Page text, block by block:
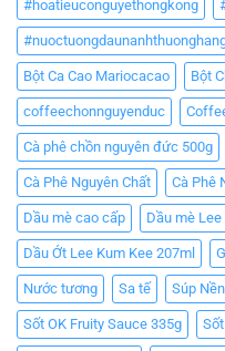
#hoatieuconguyethongkong
Bột Ca Cao Mariocacao Bột
coffeechonnguyenduc
Cà phê chồn nguyên đức 500g
Cà Phê Nguyên Chất Cà Phê
Dầu mè cao cấp Dầu mè
Dầu Ớt Lee Kum Kee 207ml
Nước tương Sa tế Súp
Sốt OK Fruity Sauce 335g